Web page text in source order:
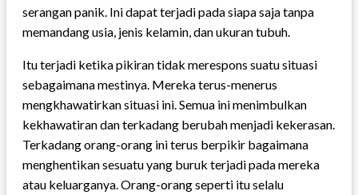
serangan panik. Ini dapat terjadi pada siapa saja tanpa
memandang usia, jenis kelamin, dan ukuran tubuh.
Itu terjadi ketika pikiran tidak merespons suatu situasi
sebagaimana mestinya. Mereka terus-menerus
mengkhawatirkan situasi ini. Semua ini menimbulkan
kekhawatiran dan terkadang berubah menjadi kekerasan.
Terkadang orang-orang ini terus berpikir bagaimana
menghentikan sesuatu yang buruk terjadi pada mereka
atau keluarganya. Orang-orang seperti itu selalu